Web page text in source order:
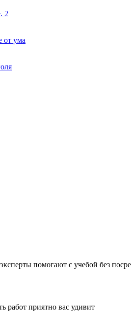
2
от ума
помогают с учебой без
работ приятно вас удивит